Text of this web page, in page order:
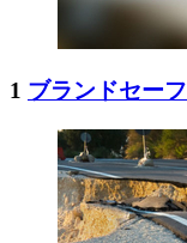
1 ブランドセー